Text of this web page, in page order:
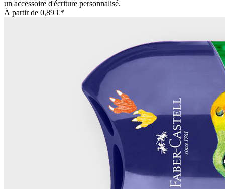
un accessoire d'écriture personnalisé.
À partir de 0,89 €*